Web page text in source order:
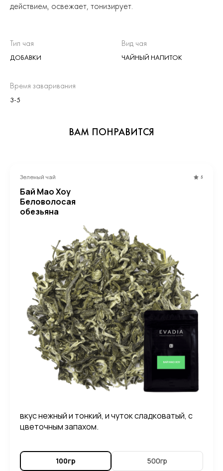
действием, освежает, тонизирует.
Тип чая
ДОБАВКИ
Вид чая
ЧАЙНЫЙ НАПИТОК
Время заваривания
3-5
ВАМ ПОНРАВИТСЯ
Зеленый чай 5
Бай Мао Хоу
Беловолосая
обезьяна
вкус нежный и тонкий, и чуток сладковатый, с
цветочным запахом.
100гр 500гр